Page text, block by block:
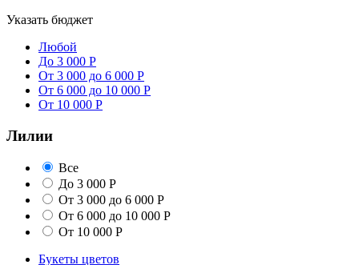
Указать бюджет
Любой
До 3 000 Р
От 3 000 до 6 000 Р
От 6 000 до 10 000 Р
От 10 000 Р
Лилии
Все
До 3 000 Р
От 3 000 до 6 000 Р
От 6 000 до 10 000 Р
От 10 000 Р
Букеты цветов